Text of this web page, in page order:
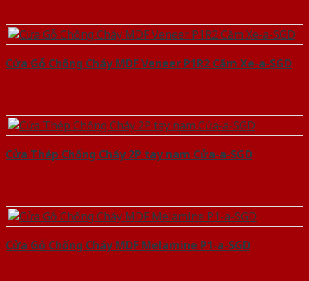
Cửa Gỗ Chống Cháy MDF Veneer P1R2 Căm Xe-a-SGD
Cửa Thép Chống Cháy 2P tay nam Cửa-a-SGD
Cửa Gỗ Chống Cháy MDF Melamine P1-a-SGD